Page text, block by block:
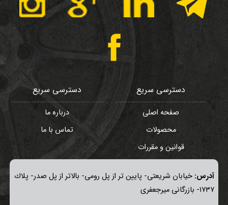
دسترسی سریع
صفحه اصلی
محصولات
قوانین و مقررات
دسترسی سریع
درباره ما
تماس با ما
آدرس: خيابان شريعتی- پايين تر از پل رومی- بالاتر از پل صدر- پلاك
١٧٣٧- بازرگانی میرجعفری